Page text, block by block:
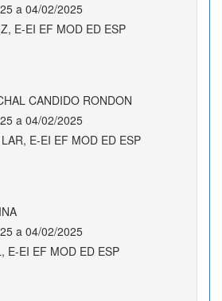
a 04/02/2025
E-EI EF MOD ED ESP
CANDIDO RONDON
a 04/02/2025
E-EI EF MOD ED ESP
a 04/02/2025
E-EI EF MOD ED ESP